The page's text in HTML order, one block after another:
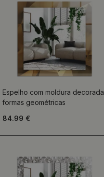
Espelho com moldura decorada
formas geométricas
84.99 €